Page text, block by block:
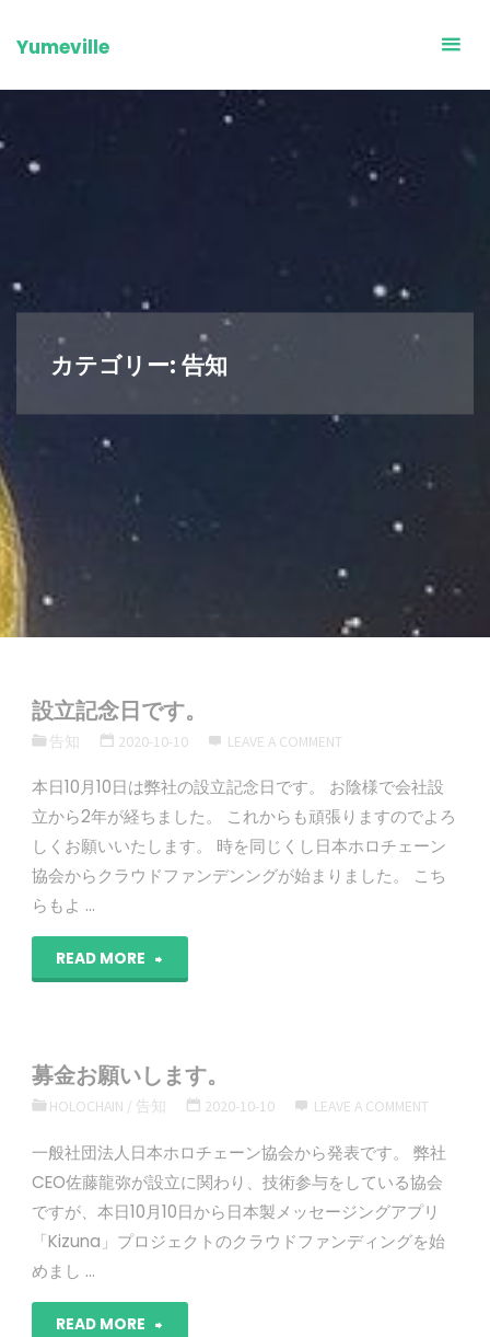
toYumeville
カテゴリー: 告知
設立記念日です。
告知 2020-10-10 LEAVE A COMMENT
本日10月10日は弊社の設立記念日です。 お陰様で会社設
立から2年が経ちました。 これからも頑張りますのでよろ
しくお願いいたします。 時を同じくし日本ホロチェーン
協会からクラウドファンデンングが始まりました。 こち
らもよ …
READ MORE
"設
念
日
で
す。"
募金お願いします。
HOLOCHAIN / 告知 2020-10-10 LEAVE A COMMENT
一般社団法人日本ホロチェーン協会から発表です。 弊社
CEO佐藤龍弥が設立に関わり、技術参与をしている協会
ですが、本日10月10日から日本製メッセージングアプリ
「Kizuna」プロジェクトのクラウドファンディングを始
めまし …
READ MORE
"募